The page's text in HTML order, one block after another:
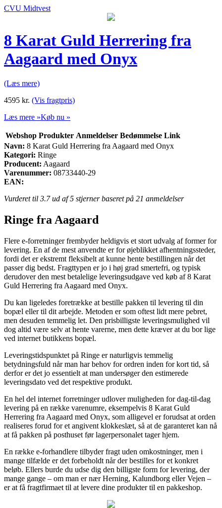
CVU Midtvest
8 Karat Guld Herrering fra
Aagaard med Onyx
(Læs mere)
4595 kr. (Vis fragtpris)
Læs mere »Køb nu »
Webshop Produkter Anmeldelser Bedømmelse Link
Navn: 8 Karat Guld Herrering fra Aagaard med Onyx
Kategori: Ringe
Producent: Aagaard
Varenummer: 08733440-29
EAN:
Vurderet til 3.7ud af 5 stjerner baseret på 21 anmeldelser
Ringe fra Aagaard
Flere e-forretninger frembyder heldigvis et stort udvalg af former for
levering. En af de mest anvendte er for øjeblikket afhentningssteder,
fordi det er ekstremt fleksibelt at kunne hente bestillingen når det
passer dig bedst. Fragttypen er jo i høj grad smertefri, og typisk
derudover den mest betalelige leveringsudgave ved køb af 8 Karat
Guld Herrering fra Aagaard med Onyx.
Du kan ligeledes foretrække at bestille pakken til levering til din
bopæl eller til dit arbejde. Metoden er som oftest lidt mere pebret,
men desuden temmelig let. Den prisbilligste leveringsmulighed vil
dog altid være selv at hente varerne, men dette kræver at du bor lige
ved internet butikkens bopæl.
Leveringstidspunktet på Ringe er naturligvis temmelig
betydningsfuld når man har behov for ordren inden for kort tid, så
derfor er det jo essentielt at man undersøger den estimerede
leveringsdato ved det respektive produkt.
En hel del internet forretninger udlover muligheden for dag-til-dag
levering på en række varenumre, eksempelvis 8 Karat Guld
Herrering fra Aagaard med Onyx, som alligevel er forudsat at orden
realiseres forud for et angivent klokkeslæt, så at de garanteret kan nå
at få pakken på posthuset før lagerpersonalet tager hjem.
En række e-forhandlere tilbyder fragt uden omkostninger, men i
mange tilfælde er det forbeholdt når der bestilles for et konkret
beløb. Ellers burde du udse dig den billigste form for levering, der
mange gange – om man er nær Herning, Kalundborg eller Vejen –
er at få fragtfirmaet til at levere dine produkter til en pakkeshop.